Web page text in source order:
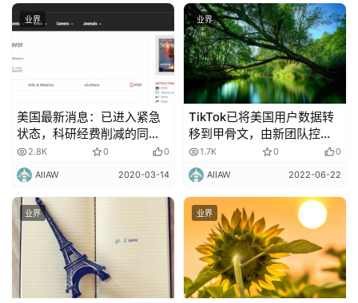
业界
美国最新消息：已进入紧急
状态，科研经费削减的同时
还要研发疫苗！
2.8K 0 0
AIIAW 2020-03-14
业界
TikTok已将美国用户数据转
移到甲骨文，由新团队控制
监管，字节跳动无法访问
1.7K 0 0
AIIAW 2022-06-22
业界 业界